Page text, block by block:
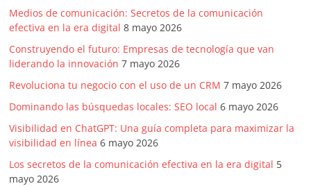
Medios de comunicación: Secretos de la comunicación
efectiva en la era digital 8 mayo 2026
Construyendo el futuro: Empresas de tecnología que van
liderando la innovación 7 mayo 2026
Revoluciona tu negocio con el uso de un CRM 7 mayo 2026
Dominando las búsquedas locales: SEO local 6 mayo 2026
Visibilidad en ChatGPT: Una guía completa para maximizar la
visibilidad en línea 6 mayo 2026
Los secretos de la comunicación efectiva en la era digital 5
mayo 2026